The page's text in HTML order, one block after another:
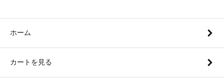
ホーム
カートを見る